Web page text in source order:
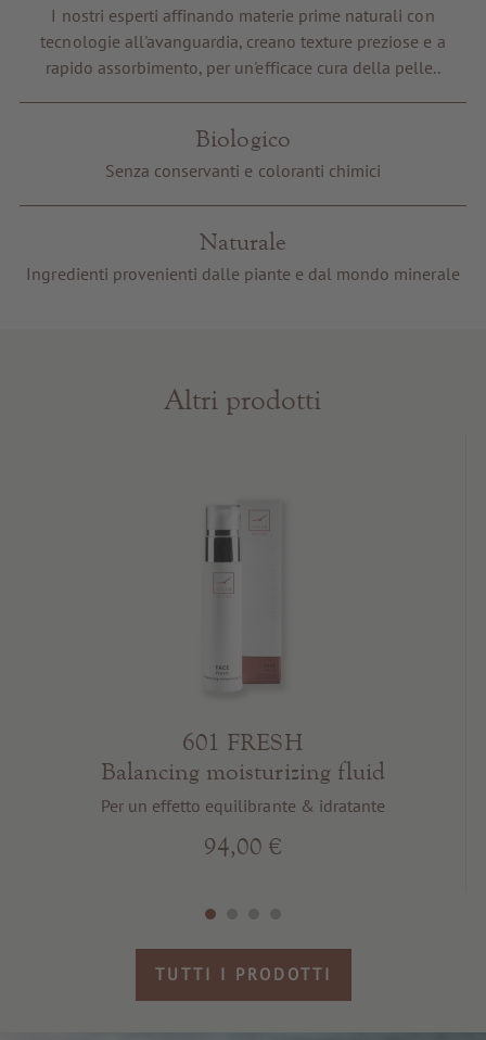
Buoni regalo
Servizi e informazioni
I nostri esperti affinando materie prime naturali con
tecnologie all'avanguardia, creano texture preziose e a
rapido assorbimento, per un'efficace cura della pelle..
Biologico
Senza conservanti e coloranti chimici
Naturale
Ingredienti provenienti dalle piante e dal mondo minerale
Altri prodotti
601 FRESH
Balancing moisturizing fluid
Per un effetto equilibrante & idratante
94,00 €
TUTTI I PRODOTTI